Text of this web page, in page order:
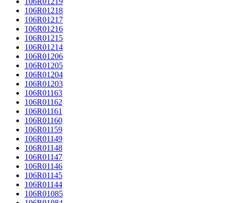
106R01218
106R01217
106R01216
106R01215
106R01214
106R01206
106R01205
106R01204
106R01203
106R01163
106R01162
106R01161
106R01160
106R01159
106R01149
106R01148
106R01147
106R01146
106R01145
106R01144
106R01085